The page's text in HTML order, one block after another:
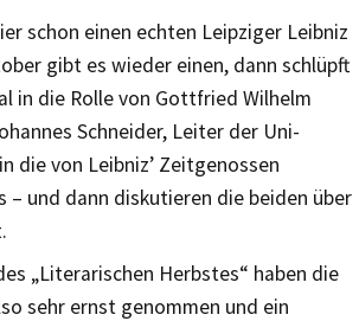
schon einen echten Leipziger Leibniz
gibt es wieder einen, dann schlüpft
in die Rolle von Gottfried Wilhelm
Schneider, Leiter der Uni-
die von Leibniz’ Zeitgenossen
– und dann diskutieren die beiden über
„Literarischen Herbstes“ haben die
sehr ernst genommen und ein